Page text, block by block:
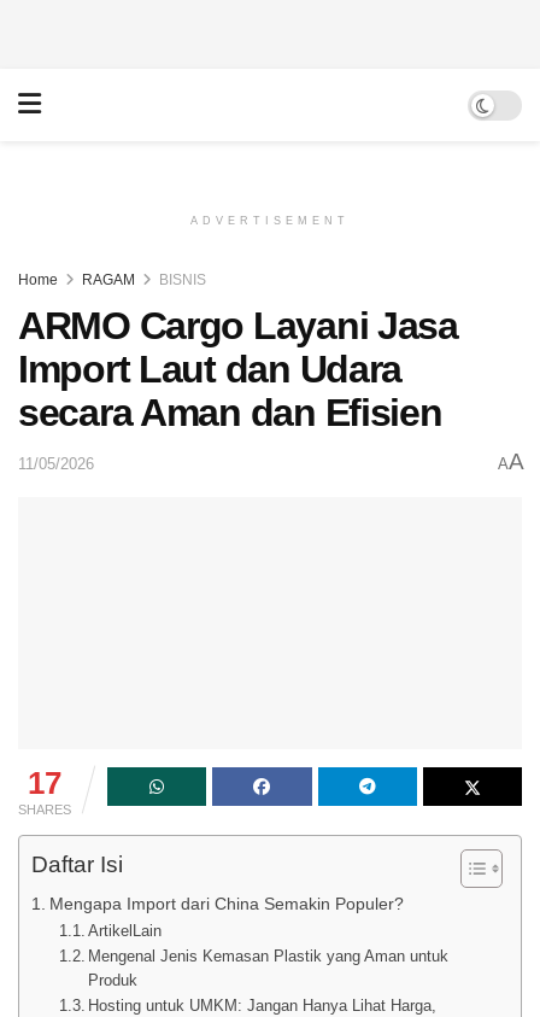
ADVERTISEMENT
Home RAGAM BISNIS
ARMO Cargo Layani Jasa
Import Laut dan Udara
secara Aman dan Efisien
11/05/2026 AA
17
SHARES
Daftar Isi
Mengapa Import dari China Semakin Populer?
ArtikelLain
Mengenal Jenis Kemasan Plastik yang Aman untuk
Produk
Hosting untuk UMKM: Jangan Hanya Lihat Harga,